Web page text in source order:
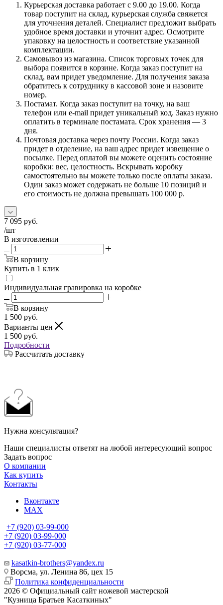
Курьерская доставка работает с 9.00 до 19.00. Когда
товар поступит на склад, курьерская служба свяжется
для уточнения деталей. Специалист предложит выбрать
удобное время доставки и уточнит адрес. Осмотрите
упаковку на целостность и соответствие указанной
комплектации.
Самовывоз из магазина. Список торговых точек для
выбора появится в корзине. Когда заказ поступит на
склад, вам придет уведомление. Для получения заказа
обратитесь к сотруднику в кассовой зоне и назовите
номер.
Постамат. Когда заказ поступит на точку, на ваш
телефон или e-mail придет уникальный код. Заказ нужно
оплатить в терминале постамата. Срок хранения — 3
дня.
Почтовая доставка через почту России. Когда заказ
придет в отделение, на ваш адрес придет извещение о
посылке. Перед оплатой вы можете оценить состояние
коробки: вес, целостность. Вскрывать коробку
самостоятельно вы можете только после оплаты заказа.
Один заказ может содержать не больше 10 позиций и
его стоимость не должна превышать 100 000 р.
7 095 руб.
/шт
В изготовлении
В корзину
Купить в 1 клик
Индивидуальная гравировка на коробке
В корзину
1 500 руб.
Варианты цен
1 500 руб.
Подробности
Рассчитать доставку
Нужна консультация?
Наши специалисты ответят на любой интересующий вопрос
Задать вопрос
О компании
Как купить
Контакты
Вконтакте
MAX
+7 (920) 03-99-000
+7 (920) 03-99-000
+7 (920) 03-77-000
kasatkin-brothers@yandex.ru
Ворсма, ул. Ленина 86, цех 15
Политика конфиденциальности
2026 © Официальный сайт ножевой мастерской
"Кузница Братьев Касаткиных"